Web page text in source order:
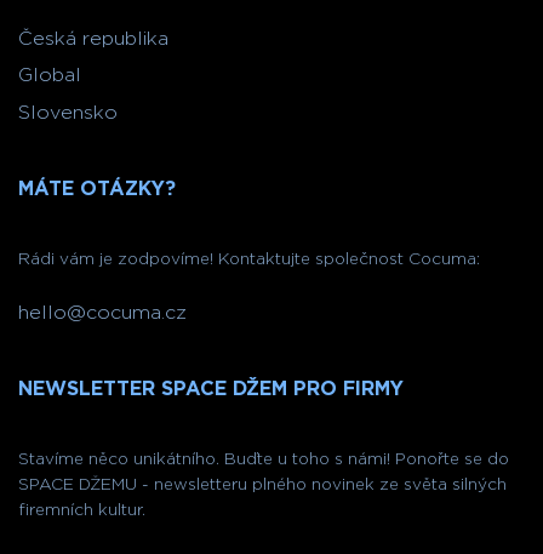
Česká republika
Global
Slovensko
MÁTE OTÁZKY?
Rádi vám je zodpovíme! Kontaktujte společnost Cocuma:
hello@cocuma.cz
NEWSLETTER SPACE DŽEM PRO FIRMY
Stavíme něco unikátního. Buďte u toho s námi! Ponořte se do
SPACE DŽEMU - newsletteru plného novinek ze světa silných
firemních kultur.